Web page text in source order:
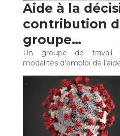
Aide à la
contribution
groupe…
Un groupe de travail
modalités d’emploi de